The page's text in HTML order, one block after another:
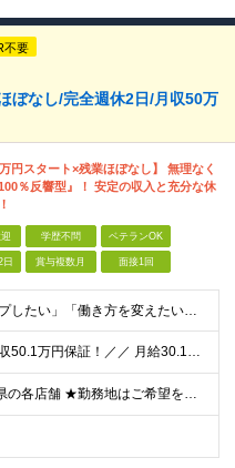
不要
ぼなし/完全週休2日/月収50万
万円スタート×残業ほぼなし】 無理なく
％反響型』！ 安定の収入と充分な休
学歴不問 ベテランOK
日 賞与複数月 面接1回
＜★「収入アップしたい」「働き方を変えたい」「スキルを身につけたい」方、大歓迎！★＞ ◆未経験OK ◆学歴不問・第二新卒歓迎 ◆社会人経験1年以上 ★100％人柄、意欲重視の採用です 「新しい環境で
＼＼【全員】月収50.1万円保証！／／ 月給30.1万円＋インセン＋特別手当20万円(半年間)＋賞与 ※経験者は優遇いたします（研修も免除の場合有） ※固定残業代:7万4000円以上/月45時間分
■全国47都道府県の各店舗 ★勤務地はご希望を考慮の上、決定します ★今後も店舗を全国に拡大していきます ★U・Iターン歓迎（社宅あり） ★マイカー通勤OK（地域により規定あり。詳細はお問合せくださ